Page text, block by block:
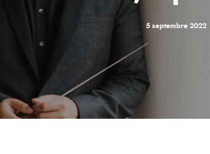
5 septembre 2022